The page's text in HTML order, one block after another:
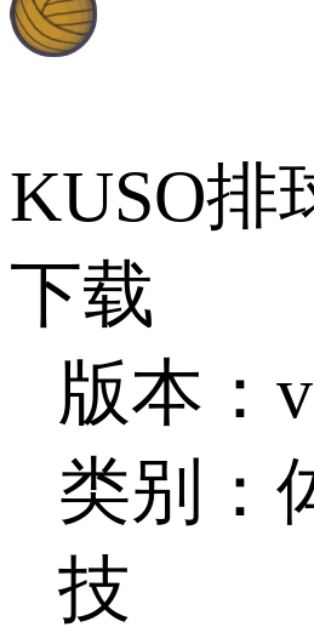
KUSO排
下载
版本：
类别：
技